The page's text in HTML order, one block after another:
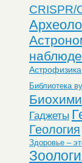
CRISPR/
Астрофизика
Библиотека
Гаджеты
Геология
Здоровье –